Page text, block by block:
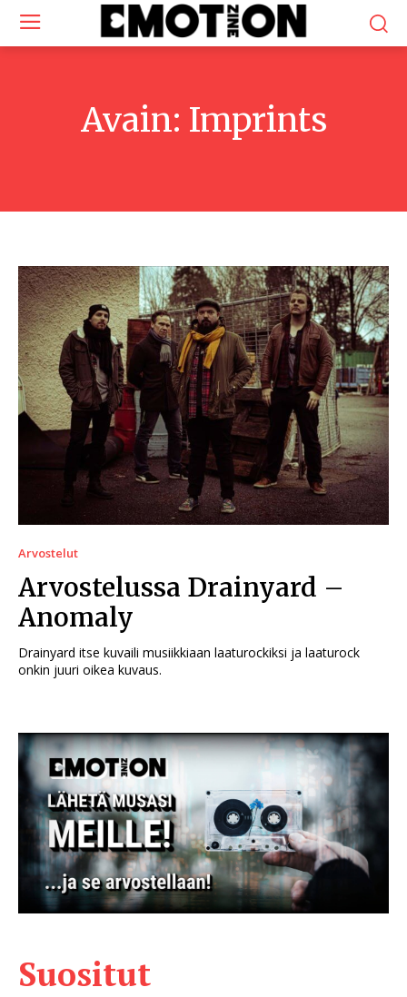
Avain: Imprints
Arvostelut
Arvostelussa Drainyard –
Anomaly
Drainyard itse kuvaili musiikkiaan laaturockiksi ja laaturock
onkin juuri oikea kuvaus.
Suositut